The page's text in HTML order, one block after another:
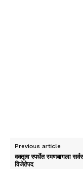
Previous article
वक्तृत्व स्पर्धेत रमणबागला
विजेतेपद